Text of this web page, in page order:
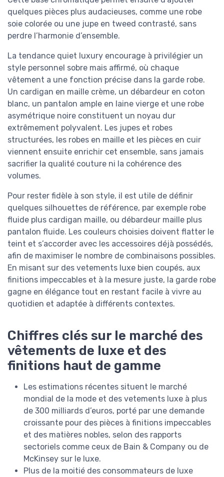
quelques pièces plus audacieuses, comme une robe
soie colorée ou une jupe en tweed contrasté, sans
perdre l’harmonie d’ensemble.
La tendance quiet luxury encourage à privilégier un
style personnel sobre mais affirmé, où chaque
vêtement a une fonction précise dans la garde robe.
Un cardigan en maille crème, un débardeur en coton
blanc, un pantalon ample en laine vierge et une robe
asymétrique noire constituent un noyau dur
extrêmement polyvalent. Les jupes et robes
structurées, les robes en maille et les pièces en cuir
viennent ensuite enrichir cet ensemble, sans jamais
sacrifier la qualité couture ni la cohérence des
volumes.
Pour rester fidèle à son style, il est utile de définir
quelques silhouettes de référence, par exemple robe
fluide plus cardigan maille, ou débardeur maille plus
pantalon fluide. Les couleurs choisies doivent flatter le
teint et s’accorder avec les accessoires déjà possédés,
afin de maximiser le nombre de combinaisons possibles.
En misant sur des vetements luxe bien coupés, aux
finitions impeccables et à la mesure juste, la garde robe
gagne en élégance tout en restant facile à vivre au
quotidien et adaptée à différents contextes.
Chiffres clés sur le marché des
vêtements de luxe et des
finitions haut de gamme
Les estimations récentes situent le marché
mondial de la mode et des vetements luxe à plus
de 300 milliards d’euros, porté par une demande
croissante pour des pièces à finitions impeccables
et des matières nobles, selon des rapports
sectoriels comme ceux de Bain & Company ou de
McKinsey sur le luxe.
Plus de la moitié des consommateurs de luxe